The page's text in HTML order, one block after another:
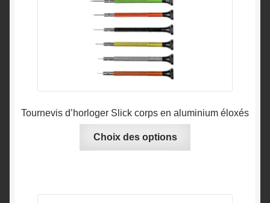
Tournevis d’horloger Slick corps en aluminium éloxés
Choix des options